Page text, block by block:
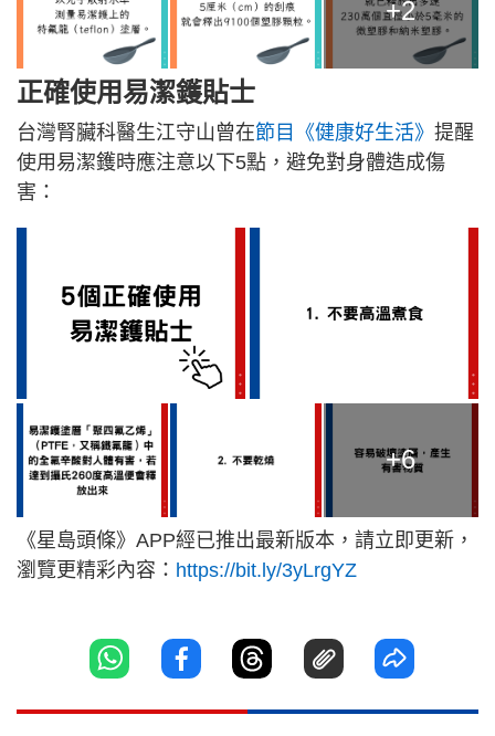
+2
正確使用易潔鑊貼士
台灣腎臟科醫生江守山曾在節目《健康好生活》 提醒
使用易潔鑊時應注意以下5點，避免對身體造成傷
害：
+6
《星島頭條》APP經已推出最新版本，請立即更新，
瀏覽更精彩內容： https://bit.ly/3yLrgYZ